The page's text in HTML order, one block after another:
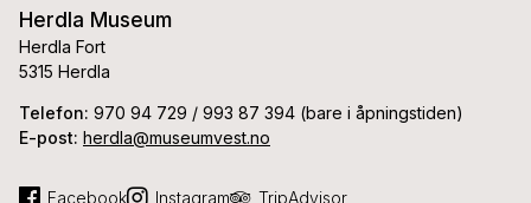
Herdla Museum
Herdla Fort
5315 Herdla
Telefon: 970 94 729 / 993 87 394 (bare i åpningstiden)
E-post: herdla@museumvest.no
Facebook Instagram TripAdvisor